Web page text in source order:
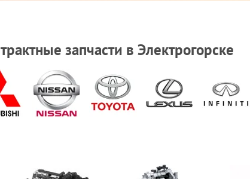
запчасти в Электрогорске